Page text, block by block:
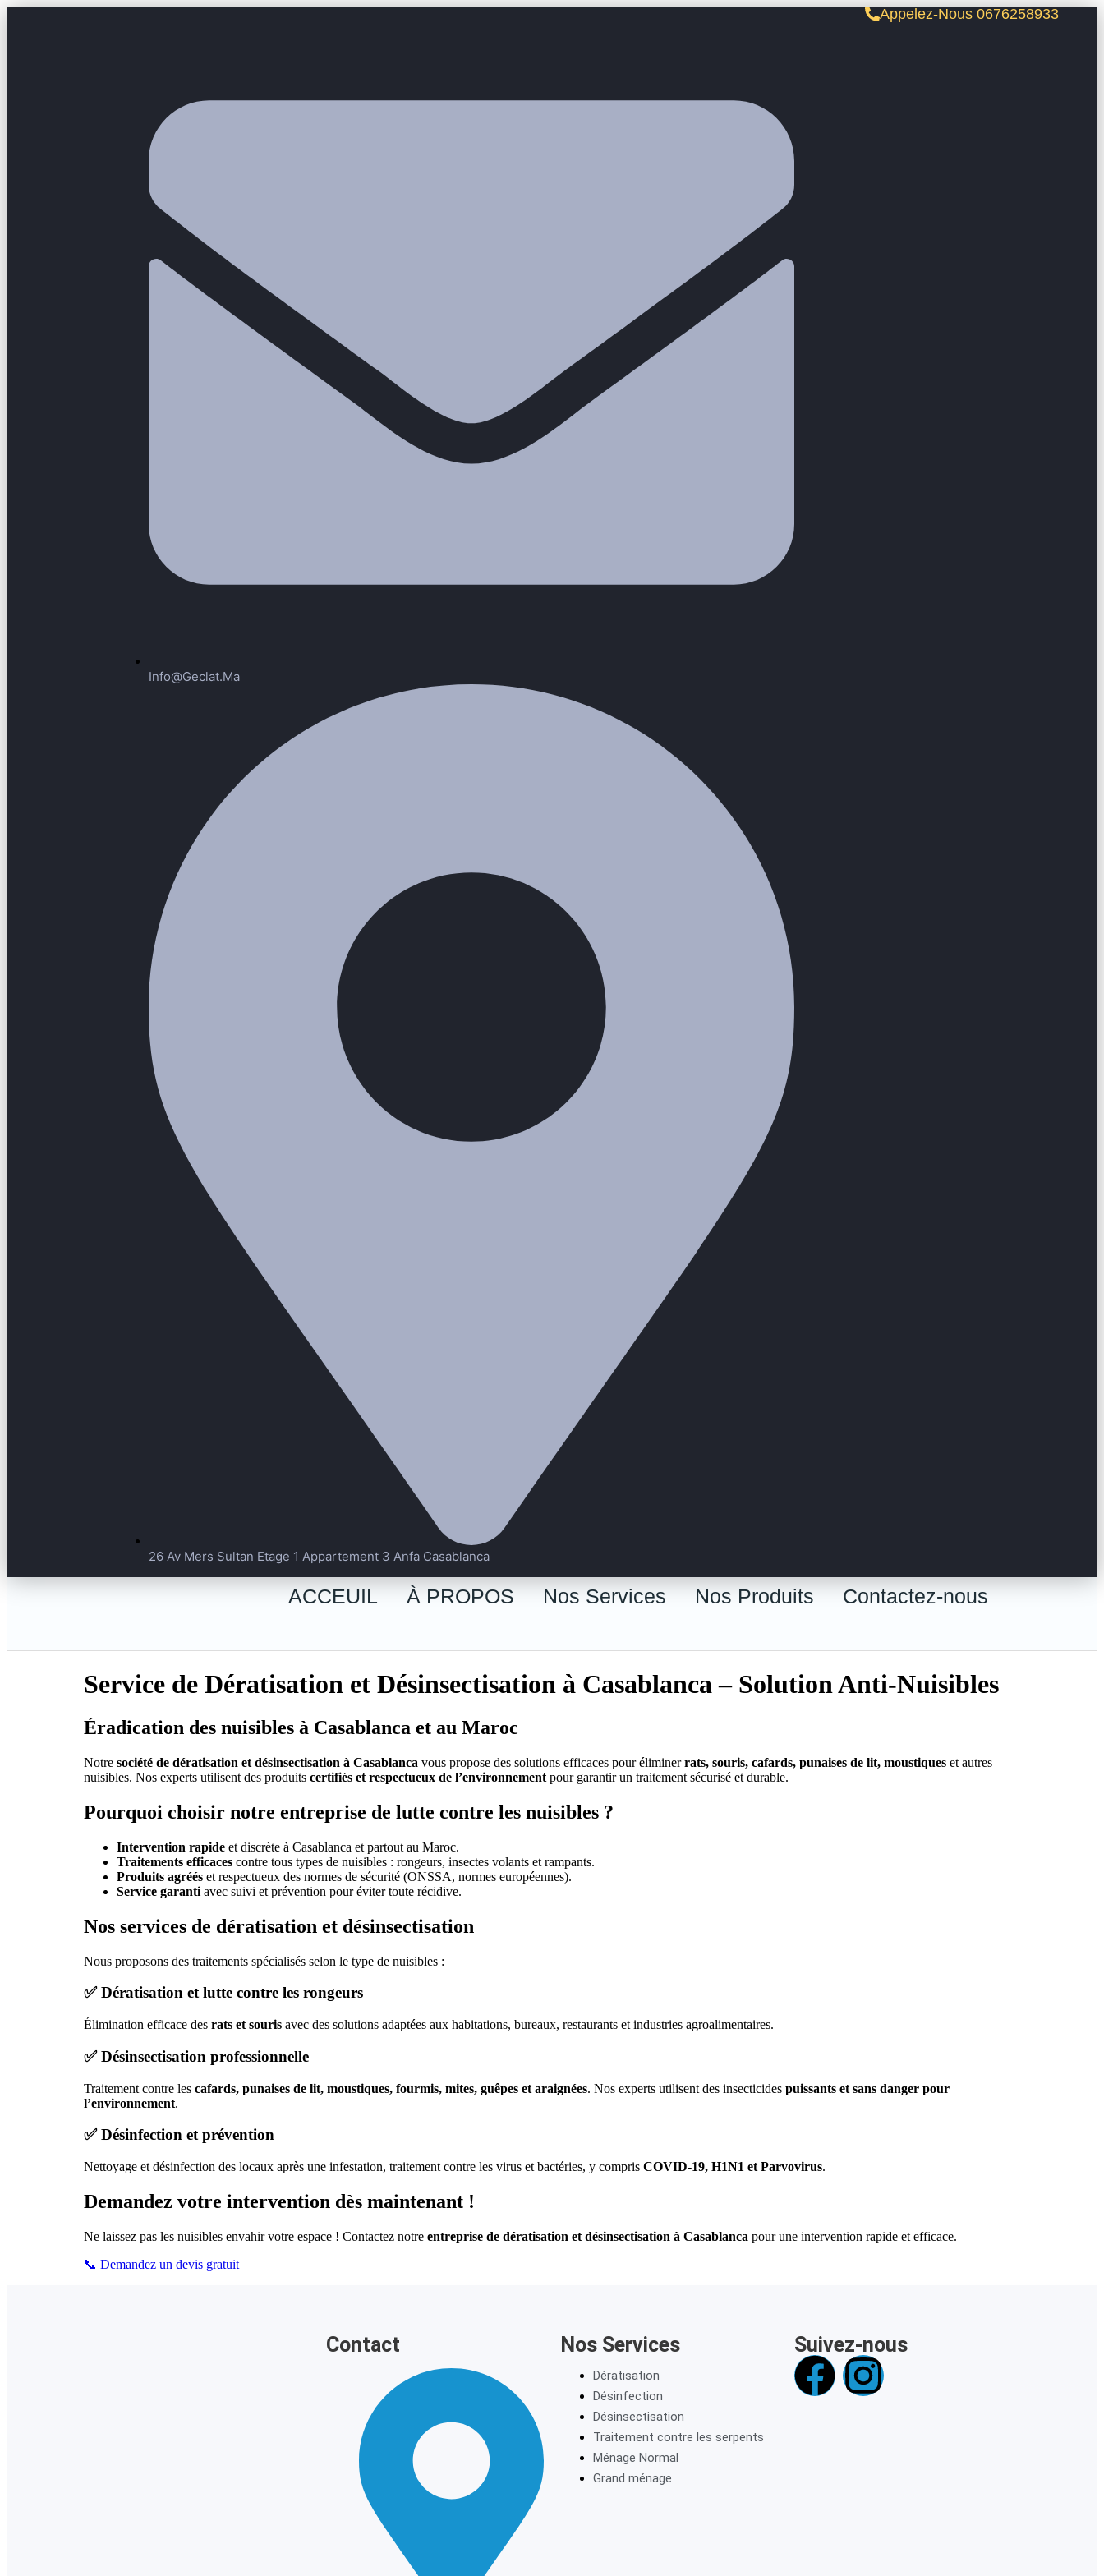
Info@geclat.ma
26 Av Mers Sultan Etage 1 Appartement 3 Anfa Casablanca
Appelez-Nous 0676258933
ACCEUIL À PROPOS Nos Services Nos Produits Contactez-nous
Service de Dératisation et Désinsectisation à Casablanca – Solution Anti-Nuisibles
Éradication des nuisibles à Casablanca et au Maroc
Notre société de dératisation et désinsectisation à Casablanca vous propose des solutions efficaces pour éliminerrats, souris, cafards, punaises de lit, moustiques et autres
nuisibles. Nos experts utilisent des produits certifiés et respectueux de l’environnement pour garantir un traitement sécurisé et durable.
Pourquoi choisir notre entreprise de lutte contre les nuisibles ?
Intervention rapide et discrète à Casablanca et partout au Maroc.
Traitements efficaces contre tous types de nuisibles : rongeurs, insectes volants et rampants.
Produits agréés et respectueux des normes de sécurité (ONSSA, normes européennes).
Service garanti avec suivi et prévention pour éviter toute récidive.
Nos services de dératisation et désinsectisation
Nous proposons des traitements spécialisés selon le type de nuisibles :
✅ Dératisation et lutte contre les rongeurs
Élimination efficace des rats et souris avec des solutions adaptées aux habitations, bureaux, restaurants et industries agroalimentaires.
✅ Désinsectisation professionnelle
Traitement contre les cafards, punaises de lit, moustiques, fourmis, mites, guêpes et araignées. Nos experts utilisent des insecticides puissants et sans danger pour
l’environnement.
✅ Désinfection et prévention
Nettoyage et désinfection des locaux après une infestation, traitement contre les virus et bactéries, y compris COVID-19, H1N1 et Parvovirus.
Demandez votre intervention dès maintenant !
Ne laissez pas les nuisibles envahir votre espace ! Contactez notre entreprise de dératisation et désinsectisation à Casablanca pour une intervention rapide et efficace.
📞 Demandez un devis gratuit
Contact Nos Services
Dératisation
Désinfection
Désinsectisation
Traitement contre les serpents
Ménage Normal
Grand ménage
Suivez-nous